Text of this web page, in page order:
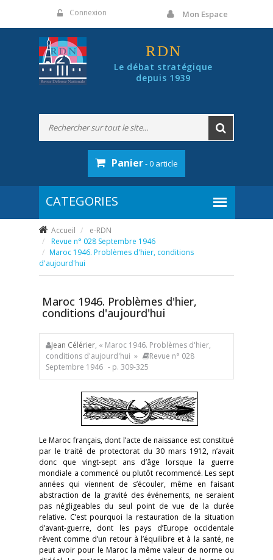
Connexion Mon Espace
RDN
Le débat stratégique
depuis 1939
Panier- 0 article
Accueil
e-RDN
Revue n° 028 Septembre 1946
Maroc 1946. Problèmes d'hier, conditions
d'aujourd'hui
Maroc 1946. Problèmes d'hier,
conditions d'aujourd'hui
Jean Célérier, « Maroc 1946. Problèmes d'hier,
conditions d'aujourd'hui »
Revue n° 028
Septembre 1946 - p. 309-325
Le Maroc français, dont l’acte de naissance est constitué
par le traité de protectorat du 30 mars 1912, n’avait
donc que vingt-sept ans d’âge lorsque la guerre
mondiale a commencé ou plutôt recommencé. Les sept
années qui viennent de s’écouler, même en faisant
abstraction de la gravité des événements, ne seraient
pas négligeables du seul point de vue de la durée
relative. C’est pourquoi la restauration de la situation
d’avant-guerre, dont les pays d’Europe occidentale
rêvent comme d’un retour à l’équilibre et à la santé, ne
peut avoir pour le Maroc la même valeur de norme ou